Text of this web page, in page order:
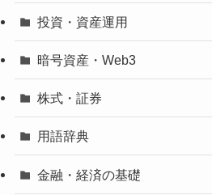
投資・資産運用
暗号資産・Web3
株式・証券
用語辞典
金融・経済の基礎